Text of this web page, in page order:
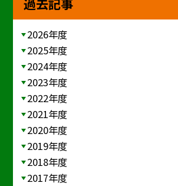
2026年度
2025年度
2024年度
2023年度
2022年度
2021年度
2020年度
2019年度
2018年度
2017年度